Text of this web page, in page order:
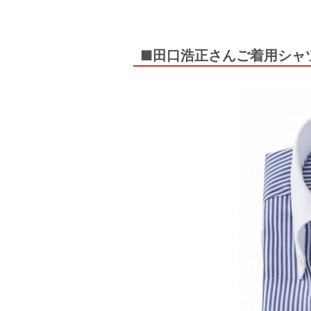
■田口浩正さんご着用シャ